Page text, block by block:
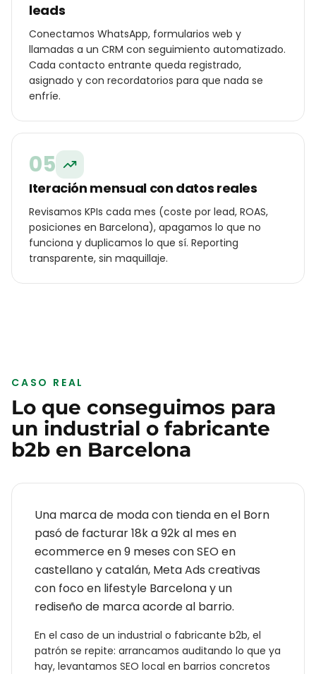
leads
Conectamos WhatsApp, formularios web y
llamadas a un CRM con seguimiento automatizado.
Cada contacto entrante queda registrado,
asignado y con recordatorios para que nada se
enfríe.
05
Iteración mensual con datos reales
Revisamos KPIs cada mes (coste por lead, ROAS,
posiciones en Barcelona), apagamos lo que no
funciona y duplicamos lo que sí. Reporting
transparente, sin maquillaje.
CASO REAL
Lo que conseguimos para
un industrial o fabricante
b2b en Barcelona
Una marca de moda con tienda en el Born
pasó de facturar 18k a 92k al mes en
ecommerce en 9 meses con SEO en
castellano y catalán, Meta Ads creativas
con foco en lifestyle Barcelona y un
rediseño de marca acorde al barrio.
En el caso de un industrial o fabricante b2b, el
patrón se repite: arrancamos auditando lo que ya
hay, levantamos SEO local en barrios concretos